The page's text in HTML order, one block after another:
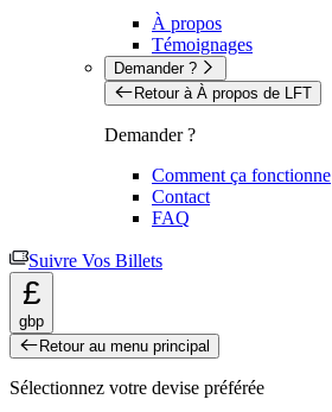
À propos
Témoignages
Demander ?
Retour à À propos de LFT
Demander ?
Comment ça fonctionne
Contact
FAQ
Suivre Vos Billets
£
gbp
Retour au menu principal
Sélectionnez votre devise préférée